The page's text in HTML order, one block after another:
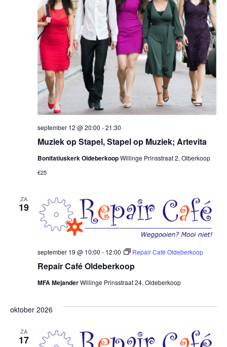
Muziek op Stapel, Stapel op Muziek; Artevita
september 12 @ 20:00 -21:30
Bonifatiuskerk OldeberkoopWillinge Prinsstraat 2, Olberkoop
€25
ZA
19
Repair Café Oldeberkoop
september 19 @ 10:00 - 12:00 Repair Café Oldeberkoop
MFA MejanderWillinge Prinsstraat 24, Oldeberkoop
oktober 2026
ZA
17